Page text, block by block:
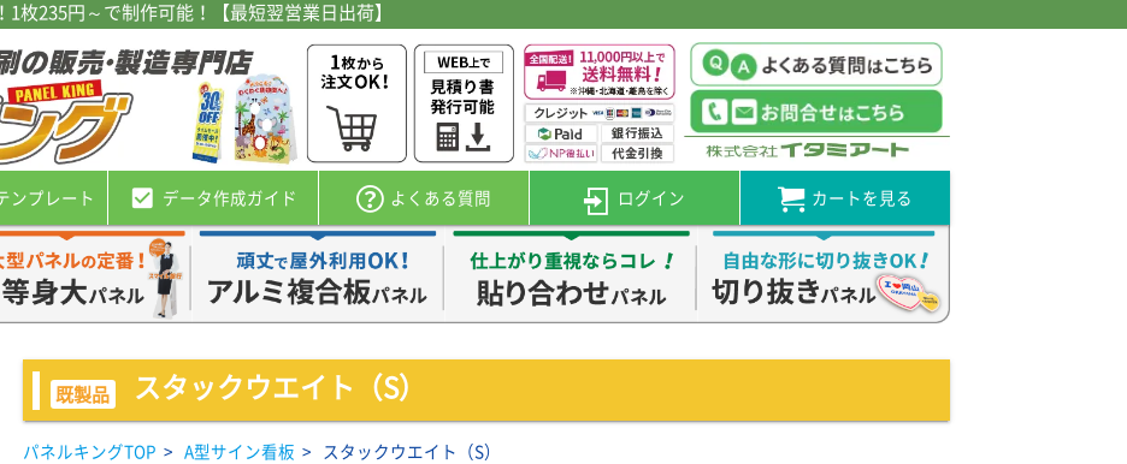
枚235円～で制作可能！【最短翌営業日出荷】
ンプレート check_box データ作成ガイド よくある質問 ログイン カートを見る
既製品 スタックウエイト（S）
パネルキングTOP > A型サイン看板 > スタックウエイト（S）